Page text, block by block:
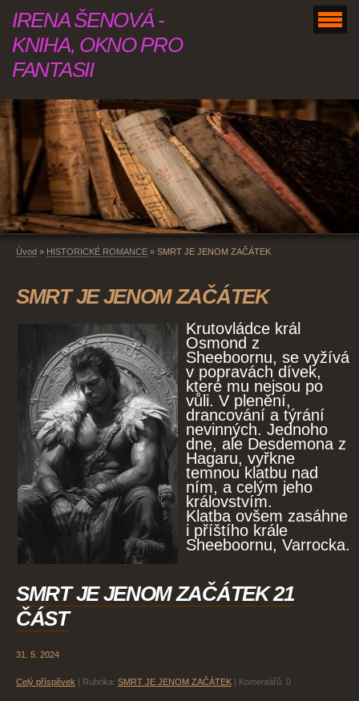
IRENA ŠENOVÁ -
KNIHA, OKNO PRO
FANTASII
Úvod » HISTORICKÉ ROMANCE » SMRT JE JENOM ZAČÁTEK
SMRT JE JENOM ZAČÁTEK
Krutovládce král
Osmond z
Sheeboornu, se vyžívá
v popravách dívek,
které mu nejsou po
vůli. V plenění,
drancování a týrání
nevinných. Jednoho
dne, ale Desdemona z
Hagaru, vyřkne
temnou klatbu nad
ním, a celým jeho
královstvím.
Klatba ovšem zasáhne
i příštího krále
Sheeboornu, Varrocka.
SMRT JE JENOM ZAČÁTEK 21
ČÁST
31. 5. 2024
Celý příspěvek Rubrika: SMRT JE JENOM ZAČÁTEK Komentářů: 0